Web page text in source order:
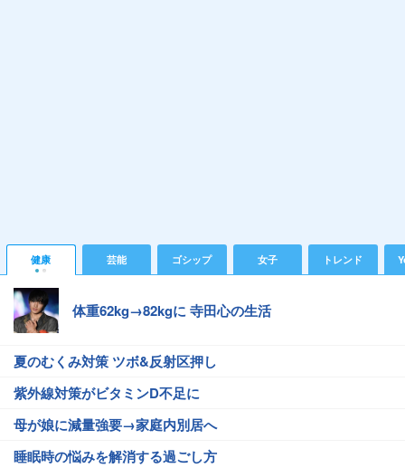
健康 芸能 ゴシップ 女子 トレンド
体重62kg→82kgに 寺田心の生活
夏のむくみ対策 ツボ&反射区押し
紫外線対策がビタミンD不足に
母が娘に減量強要→家庭内別居へ
睡眠時の悩みを解消する過ごし方